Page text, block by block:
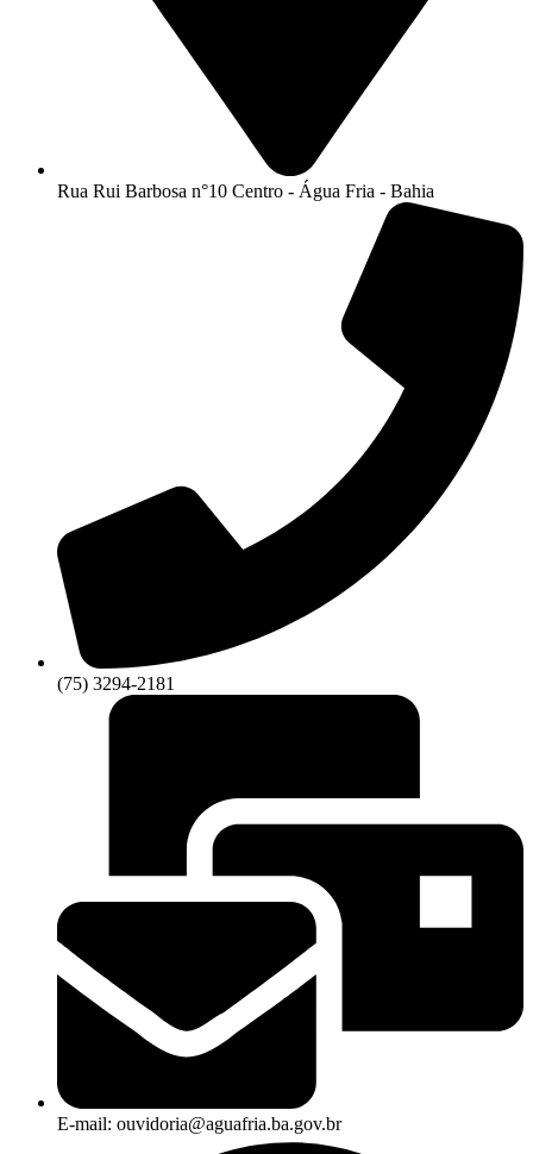
Rua Rui Barbosa n°10 Centro - Água Fria - Bahia
(75) 3294-2181
E-mail: ouvidoria@aguafria.ba.gov.br